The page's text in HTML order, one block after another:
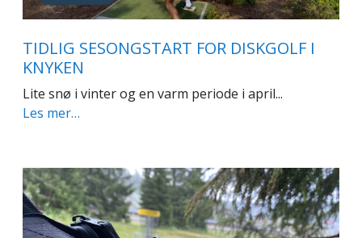
TIDLIG SESONGSTART FOR DISKGOLF I
KNYKEN
Lite snø i vinter og en varm periode i april...
Les mer…